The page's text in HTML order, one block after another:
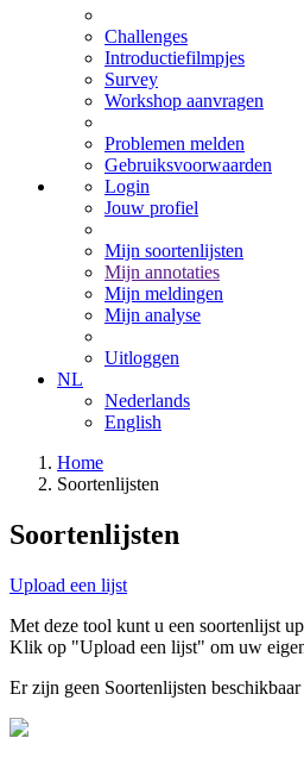
Challenges
Introductiefilmpjes
Survey
Workshop aanvragen
Problemen melden
Gebruiksvoorwaarden
Login
Jouw profiel
Mijn soortenlijsten
Mijn annotaties
Mijn meldingen
Mijn analyse
Uitloggen
NL
Nederlands
English
Home
Soortenlijsten
Soortenlijsten
Upload een lijst
Met deze tool kunt u een soortenlijst
Klik op "Upload een lijst" om uw
Er zijn geen Soortenlijsten beschikbaar